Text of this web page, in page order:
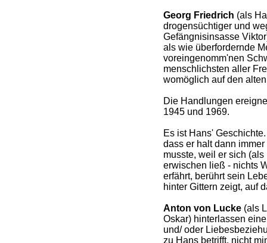
Georg Friedrich (als
drogensüchtiger und
Gefängnisinsasse
als wie überfordernde
voreingenomm'nen
menschlichsten aller
womöglich auf den
Die Handlungen
1945 und 1969.
Es ist Hans'
dass er halt dann
musste, weil er sich (als
erwischen ließ - nichts
erfährt, berührt sein
hinter Gittern zeigt, auf
Anton von Lucke(als
Oskar) hinterlassen
und/ oder
zu Hans betrifft, nicht